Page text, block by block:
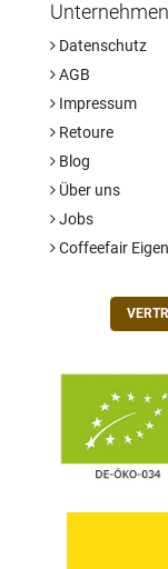
Unternehmen
Datenschutz
AGB
Impressum
Retoure
Blog
Über uns
Jobs
Coffeefair